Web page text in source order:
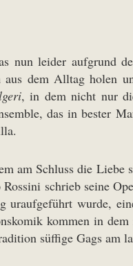
nun leider aufgrund
dem Alltag holen
, in dem nicht nur
das in bester
am Schluss die
schrieb seine
wurde,
kommen in
süffige Gags am